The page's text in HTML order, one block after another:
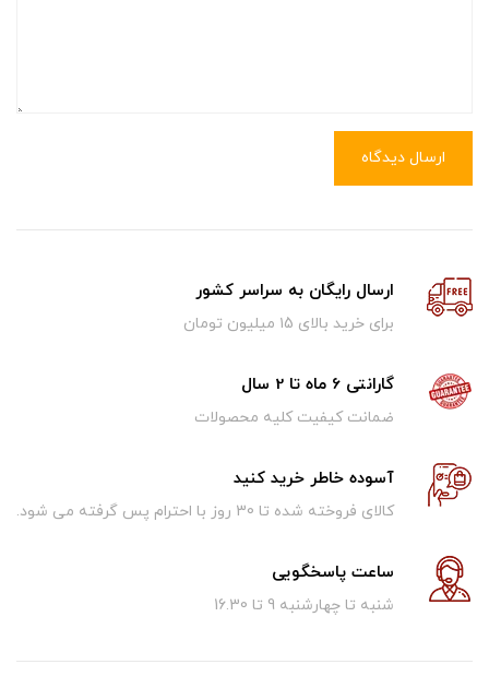
ارسال دیدگاه
ارسال رایگان به سراسر کشور
برای خرید بالای ۱5 میلیون تومان
گارانتی 6 ماه تا 2 سال
ضمانت کیفیت کلیه محصولات
آسوده خاطر خرید کنید
کالای فروخته شده تا 30 روز با احترام پس گرفته می شود.
ساعت پاسخگویی
شنبه تا چهارشنبه 9 تا 16.30